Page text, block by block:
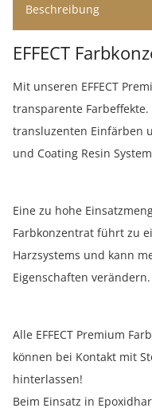
Beschreibung
EFFECT
Mit unseren EFFECT
transparente
transluzenten Einfärben
und Coating Resin
Eine zu hohe
Farbkonzentrat führt zu
Harzsystems und kann
Eigenschaften verändern.
Alle EFFECT Premium
können bei Kontakt mit
hinterlassen!
Beim Einsatz in